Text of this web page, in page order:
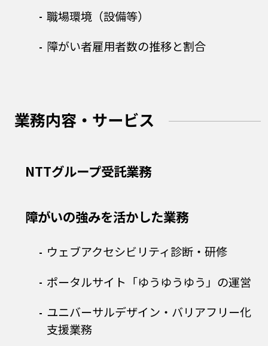
職場環境（設備等）
障がい者雇用者数の推移と割合
業務内容・サービス
NTTグループ受託業務
障がいの強みを活かした業務
ウェブアクセシビリティ診断・研修
ポータルサイト「ゆうゆうゆう」の運営
ユニバーサルデザイン・バリアフリー化
支援業務